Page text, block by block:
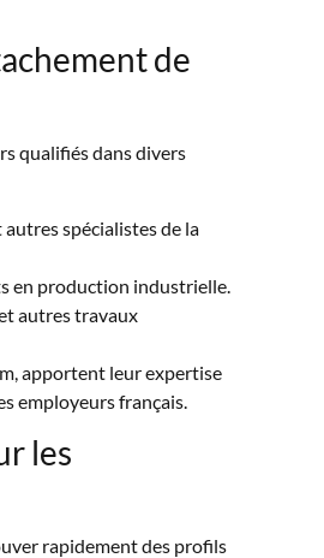
de
qualifiés dans divers
spécialistes de la
en production industrielle.
autres travaux
apportent leur expertise
employeurs français.
les
rapidement des profils